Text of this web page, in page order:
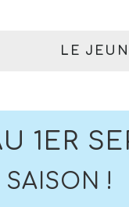
LE
1ER
!